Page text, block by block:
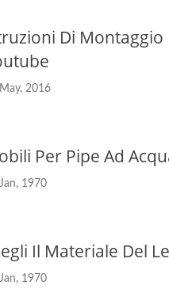
Di Montaggio
2016
Per Pipe Ad
1970
Il Materiale Del
1970